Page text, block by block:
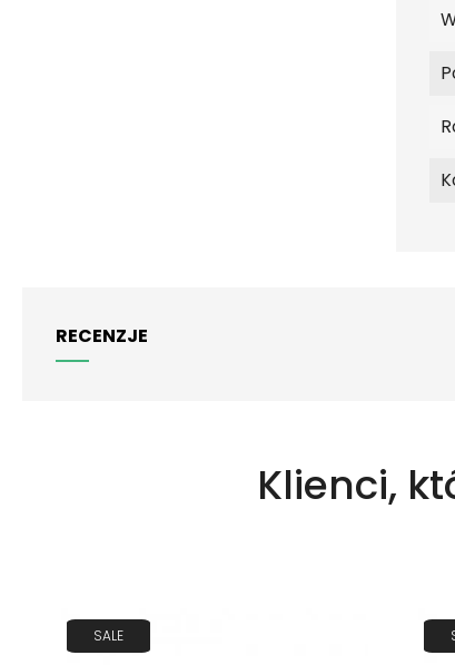
RECENZJE
Klienci,
SALE